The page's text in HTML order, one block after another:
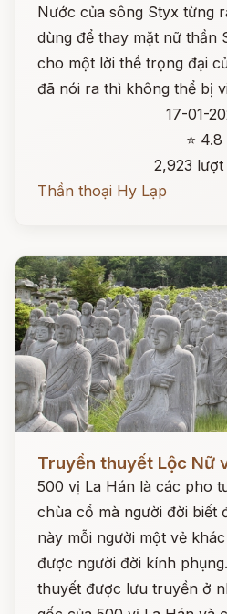
Nước của sông Styx từng
dùng để thay mặt nữ thần
cho một lời thề trọng đại
đã nói ra thì không thể bị
17-01-
⭐ 4.8
2,923
Thần thoại Hy Lạp
Đọc ngay
Truyền thuyết Lộc Nữ
500 vị La Hán là các pho
chùa cổ mà người đời biết
này mỗi người một vẻ
được người đời kính
thuyết được lưu truyền ở